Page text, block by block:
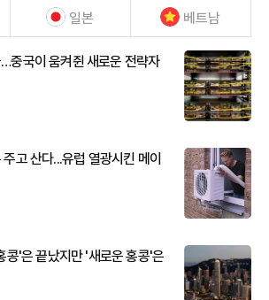
일본 베트남
중국이 움켜쥔 새로운 전략자
고 산다...유럽 열광시킨 메이
콩'은 끝났지만 '새로운 홍콩'은